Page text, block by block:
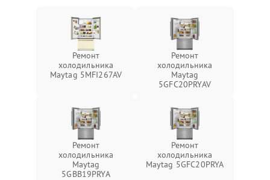
Ремонт
холодильника
Maytag 5MFI267AV
Ремонт
холодильника
Maytag
5GFC20PRYAV
Ремонт
холодильника
Maytag
5GBB19PRYA
Ремонт
холодильника
Maytag 5GFC20PRYA